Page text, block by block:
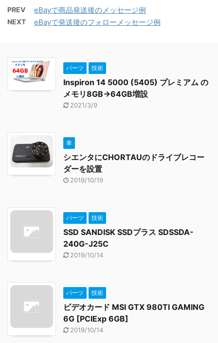
PREV eBayで商品発送後のメッセージ例
NEXT eBayで発送後のフォローメッセージ例
パーツ 技術
Inspiron 14 5000 (5405) プレミアム の
メモリ8GB→64GB増設
2021/3/9
車
シエンタにCHORTAUのドライブレコー
ダーを設置
2019/10/19
パーツ 技術
SSD SANDISK SSDプラス SDSSDA-
240G-J25C
2019/10/14
パーツ 技術
ビデオカード MSI GTX 980TI GAMING
6G [PCIExp 6GB]
2019/10/14